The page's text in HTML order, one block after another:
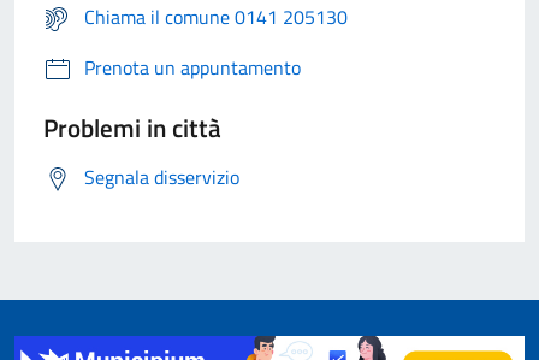
Chiama il comune 0141 205130
Prenota un appuntamento
Problemi in città
Segnala disservizio